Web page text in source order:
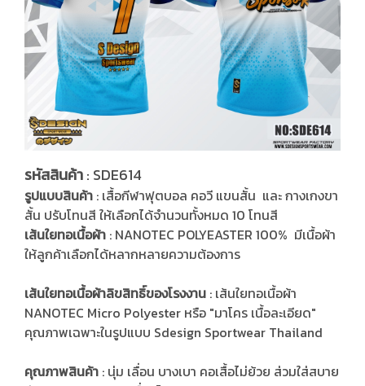
รหัสสินค้า: SDE614
รูปแบบสินค้า : เสื้อกีฬาฟุตบอล คอวี แขนสั้น และ กางเกงขา
สั้น ปรับโทนสี ให้เลือกได้จำนวนทั้งหมด 10 โทนสี
เส้นใยทอเนื้อผ้า : NANOTEC POLYEASTER 100% มีเนื้อผ้า
ให้ลูกค้าเลือกได้หลากหลายความต้องการ
เส้นใยทอเนื้อผ้าลิขสิทธิ์ของโรงงาน : เส้นใยทอเนื้อผ้า
NANOTEC Micro Polyester หรือ "มาโคร เนื้อละเอียด"
คุณภาพเฉพาะในรูปแบบ Sdesign Sportwear Thailand
คุณภาพสินค้า : นุ่ม เลื่อน บางเบา คอเสื้อไม่ย้วย ส่วมใส่สบาย